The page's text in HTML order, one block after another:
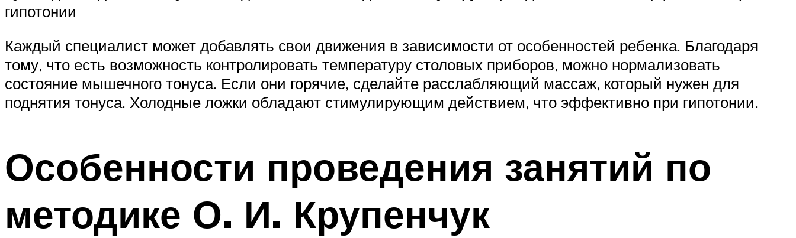
гипотонии
Каждый специалист может добавлять свои движения в зависимости от особенностей ребенка. Благодаря
тому, что есть возможность контролировать температуру столовых приборов, можно нормализовать
состояние мышечного тонуса. Если они горячие, сделайте расслабляющий массаж, который нужен для
поднятия тонуса. Холодные ложки обладают стимулирующим действием, что эффективно при гипотонии.
Особенности проведения занятий по
методике О. И. Крупенчук